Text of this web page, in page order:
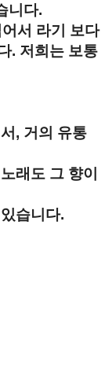
니다.
서 라기 보다
. 저희는 보통
, 거의 유통
래도 그 향이
습니다.